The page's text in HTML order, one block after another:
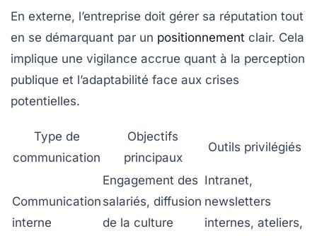
En externe, l’entreprise doit gérer sa réputation tout
en se démarquant par un positionnement clair. Cela
implique une vigilance accrue quant à la perception
publique et l’adaptabilité face aux crises
potentielles.
Type de
communication
Objectifs
principaux
Outils privilégiés
Communication
interne
Engagement des
salariés, diffusion
de la culture
Intranet,
newsletters
internes, ateliers,